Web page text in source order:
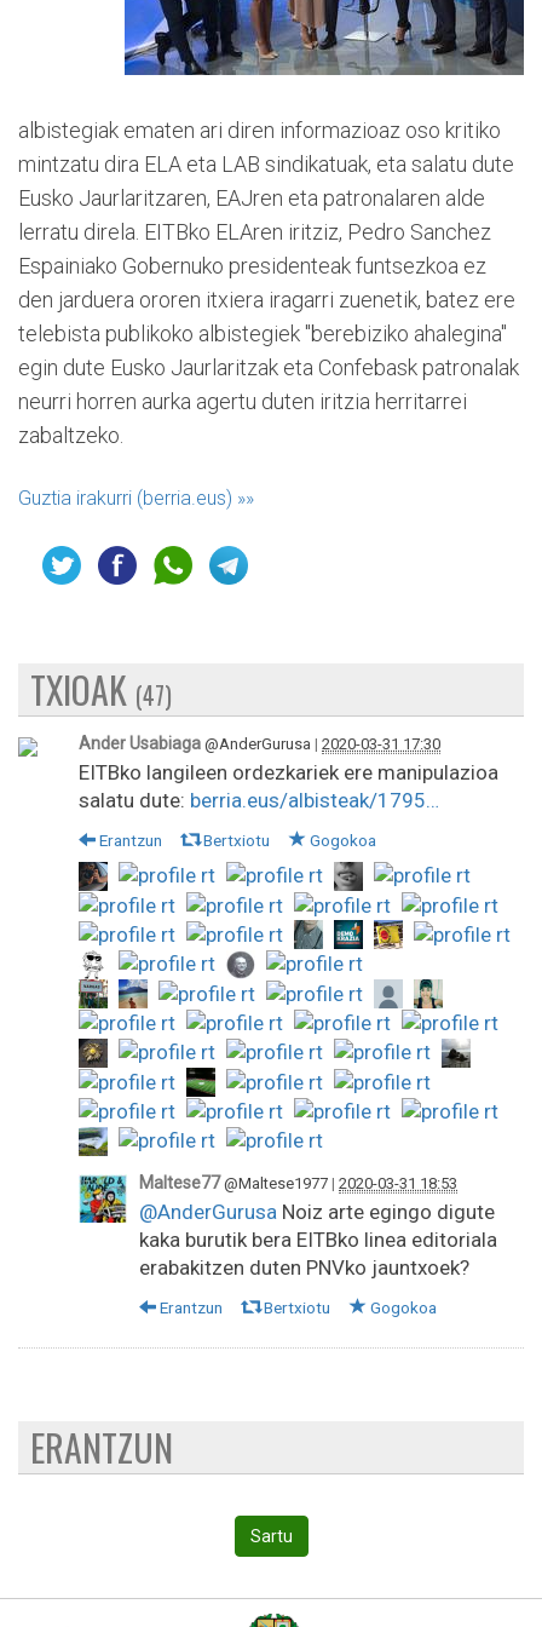
albistegiak ematen ari diren informazioaz oso kritiko
mintzatu dira ELA eta LAB sindikatuak, eta salatu dute
Eusko Jaurlaritzaren, EAJren eta patronalaren alde
lerratu direla. EITBko ELAren iritziz, Pedro Sanchez
Espainiako Gobernuko presidenteak funtsezkoa ez
den jarduera ororen itxiera iragarri zuenetik, batez ere
telebista publikoko albistegiek "berebiziko ahalegina"
egin dute Eusko Jaurlaritzak eta Confebask patronalak
neurri horren aurka agertu duten iritzia herritarrei
zabaltzeko.
Guztia irakurri (berria.eus) »»
TXIOAK (47)
Ander Usabiaga @AnderGurusa | 2020-03-31 17:30
EITBko langileen ordezkariek ere manipulazioa
salatu dute: berria.eus/albisteak/1795…
Erantzun Bertxiotu Gogokoa
Maltese77@Maltese1977 | 2020-03-31 18:53
@AnderGurusa Noiz arte egingo digute
kaka burutik bera EITBko linea editoriala
erabakitzen duten PNVko jauntxoek?
Erantzun Bertxiotu Gogokoa
ERANTZUN
Sartu